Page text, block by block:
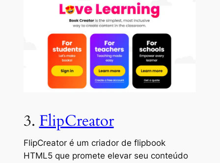
3. FlipCreator
FlipCreator é um criador de flipbook
HTML5 que promete elevar seu conteúdo